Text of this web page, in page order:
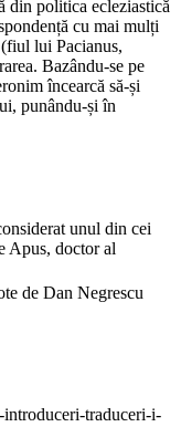
din politica ecleziastică
cu mai mulți
lui Pacianus,
Bazându-se pe
încearcă să-și
punându-și în
unul din cei
Apus, doctor al
de Dan Negrescu
traduceri-i-